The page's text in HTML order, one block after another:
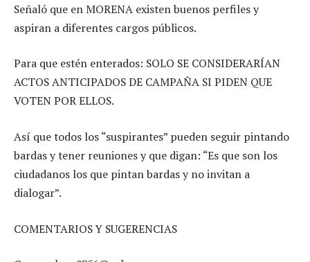
Señaló que en MORENA existen buenos perfiles y
aspiran a diferentes cargos públicos.
Para que estén enterados: SOLO SE CONSIDERARÍAN
ACTOS ANTICIPADOS DE CAMPAÑA SI PIDEN QUE
VOTEN POR ELLOS.
Así que todos los “suspirantes” pueden seguir pintando
bardas y tener reuniones y que digan: “Es que son los
ciudadanos los que pintan bardas y no invitan a
dialogar”.
COMENTARIOS Y SUGERENCIAS